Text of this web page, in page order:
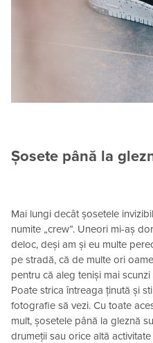
Șosete până la
Mai lungi decât șosetele
numite „crew”. Uneori mi-aș
deloc, deși am și eu multe
pe stradă, că de multe ori
pentru că aleg teniși mai
Poate strica întreaga ținută și
fotografie să vezi. Cu toate
mult, șosetele până la gleznă
drumeții sau orice altă